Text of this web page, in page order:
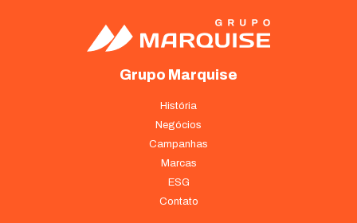
Grupo Marquise
História
Negócios
Campanhas
Marcas
ESG
Contato